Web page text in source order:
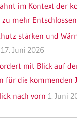
im Kontext der
mehr
stärken und
17. Juni 2026
mit Blick auf
für die kommenden
nach vorn 1. Juni